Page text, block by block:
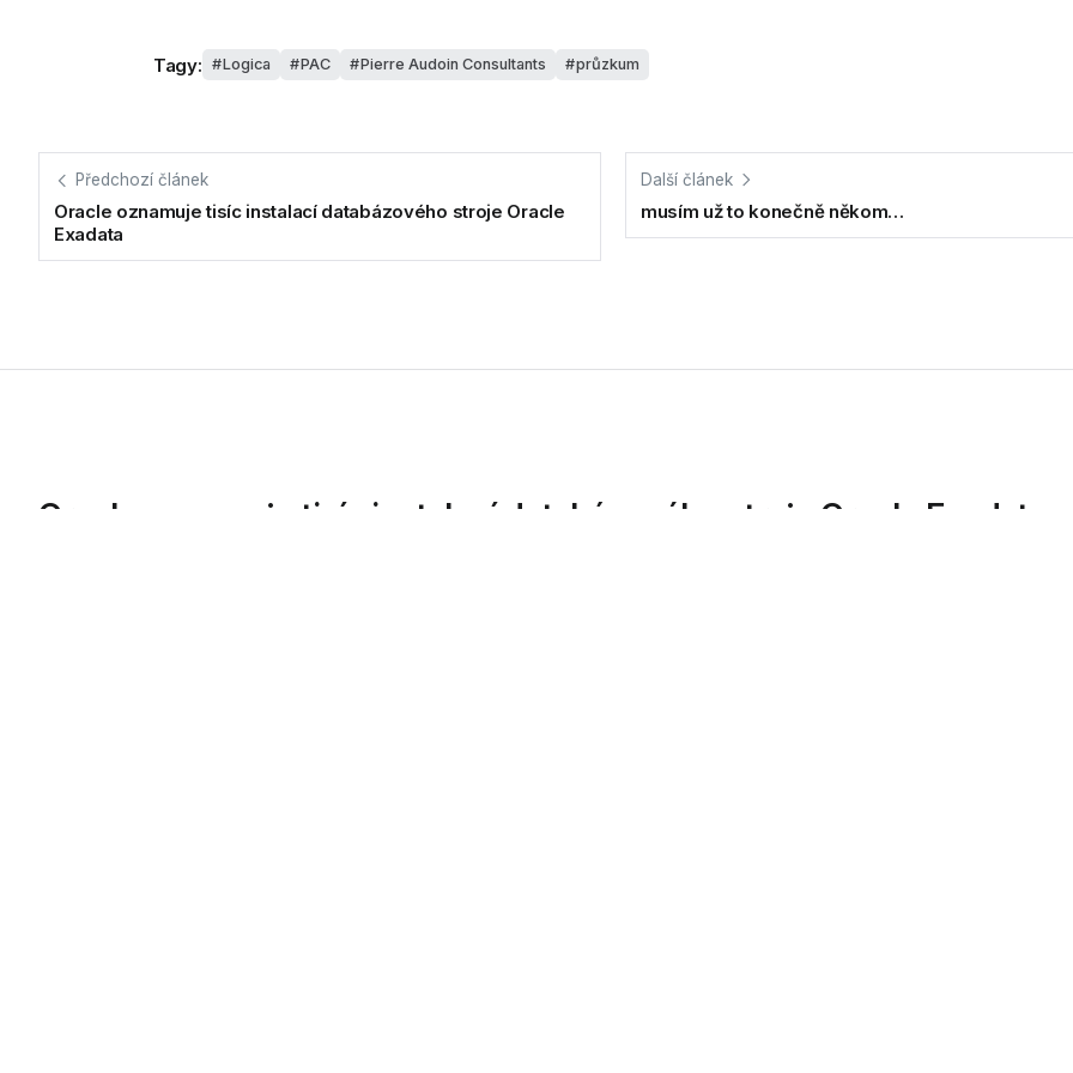
Tagy: Logica PAC Pierre Audoin Consultants průzkum
Předchozí článek
Oracle oznamuje tisíc instalací databázového stroje Oracle
Exadata
Další článek
musím už to konečně někom…
Oracle oznamuje tisíc instalací databázového stroje Oracle Exadata